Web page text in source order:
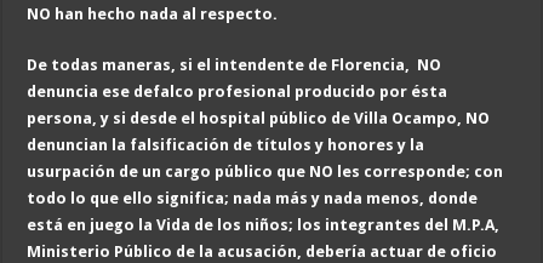
NO han hecho nada al respecto.
De todas maneras, si el intendente de Florencia, NO
denuncia ese defalco profesional producido por ésta
persona, y si desde el hospital público de Villa Ocampo, NO
denuncian la falsificación de títulos y honores y la
usurpación de un cargo público que NO les corresponde; con
todo lo que ello significa; nada más y nada menos, donde
está en juego la Vida de los niños; los integrantes del M.P.A,
Ministerio Público de la acusación, debería actuar de oficio